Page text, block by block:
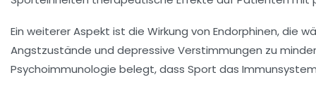
Ein weiterer Aspekt ist die Wirkung von Endorphinen, die
Angstzustände und depressive Verstimmungen zu
Psychoimmunologie belegt, dass Sport das